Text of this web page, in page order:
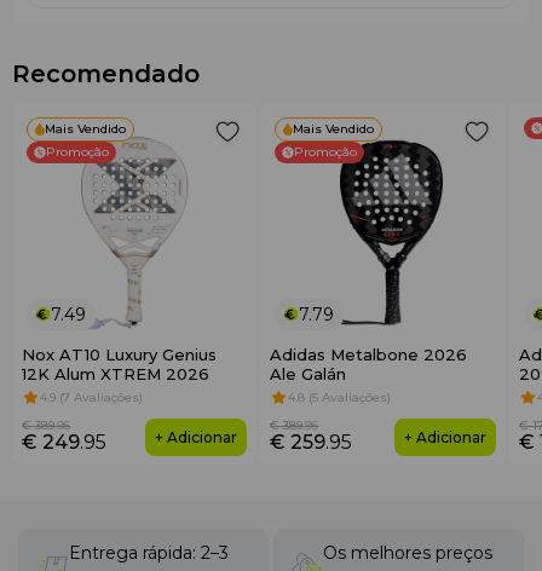
Recomendado
Mais Vendido
Promoção
7.49
Nox AT10 Luxury Genius
12K Alum XTREM 2026
4.9 (7 Avaliações)
€ 249.95
€ 389.95
+ Adicionar
Mais Vendido
Promoção
7.79
Adidas Metalbone 2026
Ale Galán
4.8 (5 Avaliações)
€ 259.95
€ 389.95
+ Adicionar €
€
Entrega rápida: 2–3
Os melhores preços